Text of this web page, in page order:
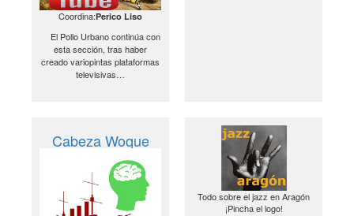
Coordina:Perico Liso
El Pollo Urbano continúa con
esta sección, tras haber
creado variopintas plataformas
televisivas…
Cabeza Woque
Todo sobre el jazz en Aragón
¡Pincha el logo!